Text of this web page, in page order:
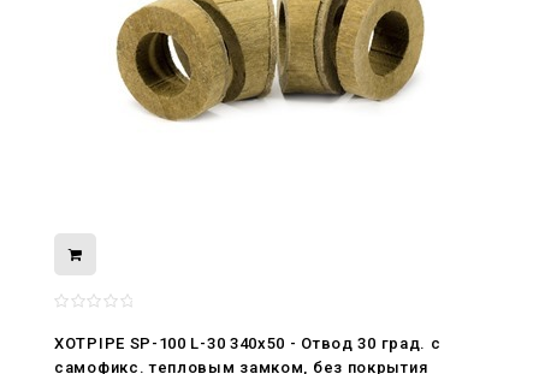
XOTPIPE SP-100 L-30 340x50 - Отвод 30 град. c
самофикс. тепловым замком, без покрытия